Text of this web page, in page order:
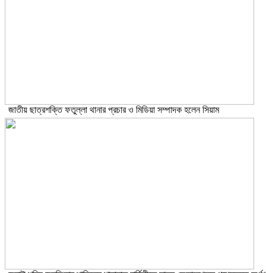
জাতীয় ছাত্রশক্তি ফতুল্লা থানার প্রচার ও মিডিয়া সম্পাদক হলেন সিয়াম